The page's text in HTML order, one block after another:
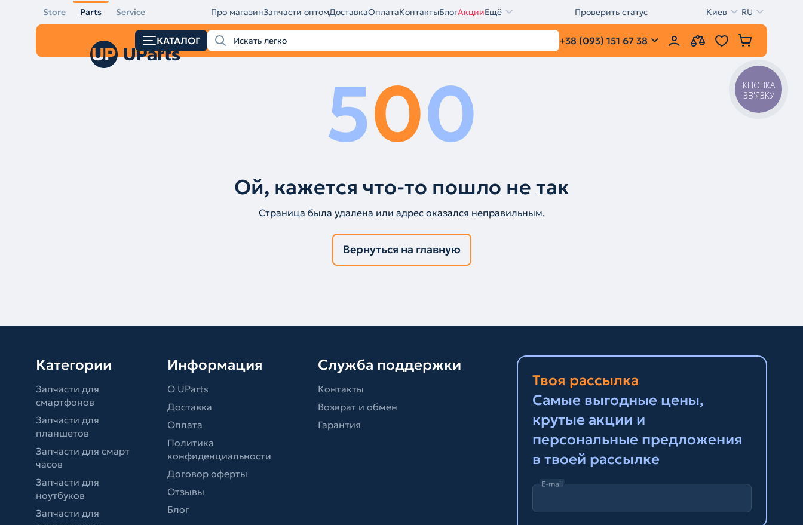
Store Parts Service Про магазинЗапчасти оптомДоставкаОплатаКонтактыБлогАкцииЕщё Проверить статус Киев RU
КАТАЛОГ +38 (093) 151 67 38
500
Ой, кажется что-то пошло не так
Страница была удалена или адрес оказался неправильным.
Вернуться на главную
Категории
Запчасти для
смартфонов
Запчасти для
планшетов
Запчасти для смарт
часов
Запчасти для
ноутбуков
Запчасти для
Информация
О UParts
Доставка
Оплата
Политика
конфиденциальности
Договор оферты
Отзывы
Блог
Служба поддержки
Контакты
Возврат и обмен
Гарантия
Твоя рассылка
Самые выгодные цены,
крутые акции и
персональные предложения
в твоей рассылке
E-mail
КНОПКА
ЗВ'ЯЗКУ